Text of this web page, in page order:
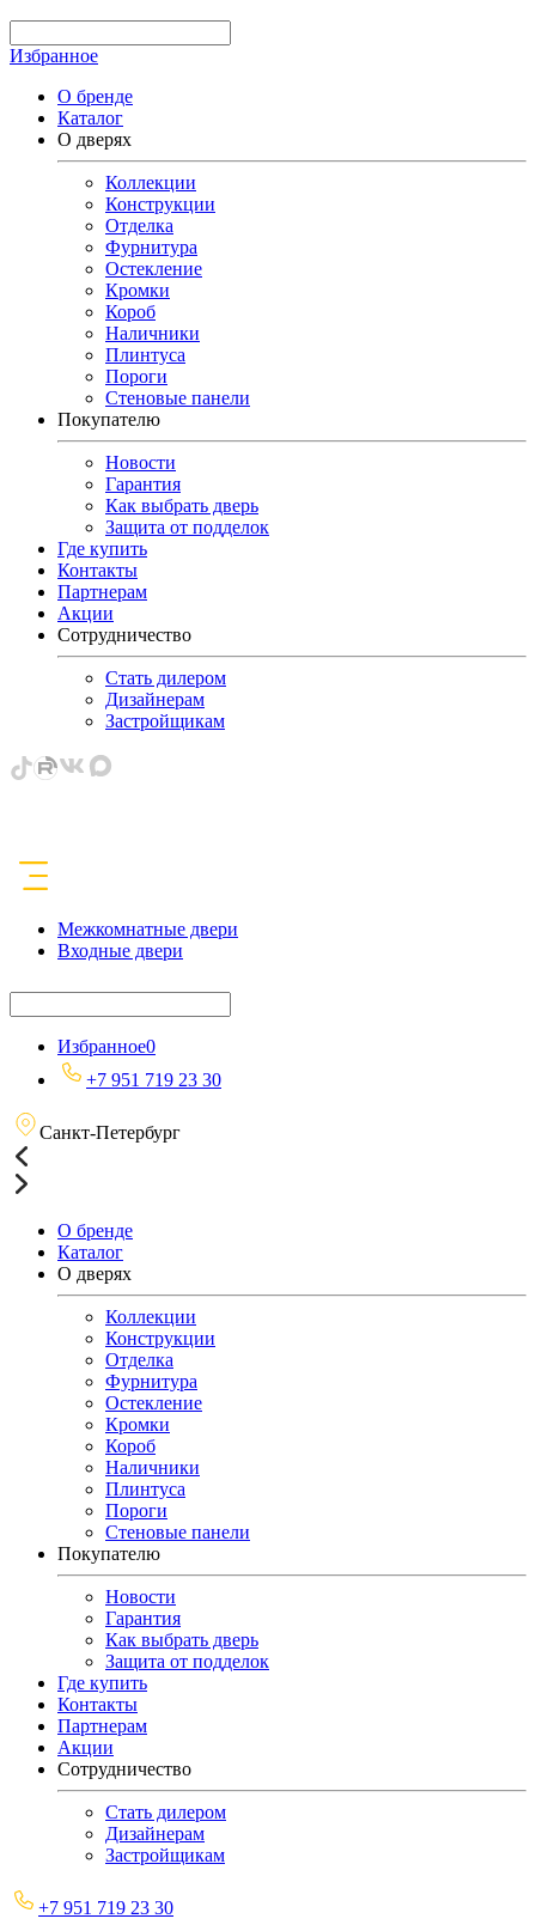
Избранное
О бренде
Каталог
О дверях
Коллекции
Конструкции
Отделка
Фурнитура
Остекление
Кромки
Короб
Наличники
Плинтуса
Пороги
Стеновые панели
Покупателю
Новости
Гарантия
Как выбрать дверь
Защита от подделок
Где купить
Контакты
Партнерам
Акции
Сотрудничество
Стать дилером
Дизайнерам
Застройщикам
Межкомнатные двери
Входные двери
Избранное0
+7 951 719 23 30
Санкт-Петербург
О бренде
Каталог
О дверях
Коллекции
Конструкции
Отделка
Фурнитура
Остекление
Кромки
Короб
Наличники
Плинтуса
Пороги
Стеновые панели
Покупателю
Новости
Гарантия
Как выбрать дверь
Защита от подделок
Где купить
Контакты
Партнерам
Акции
Сотрудничество
Стать дилером
Дизайнерам
Застройщикам
+7 951 719 23 30